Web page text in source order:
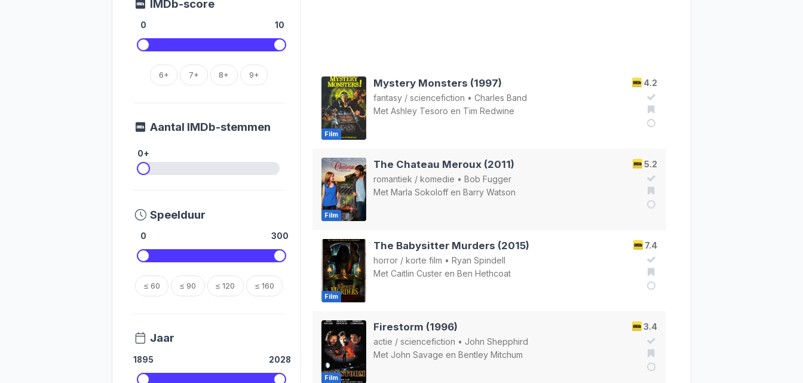
IMDb-score
0 10
6+ 7+ 8+ 9+
Aantal IMDb-stemmen
0+
Speelduur
0 300
≤ 60 ≤ 90 ≤ 120 ≤ 160
Jaar
1895 2028
Film
4.2
Mystery Monsters (1997)
fantasy / sciencefiction • Charles Band
Met Ashley Tesoro en Tim Redwine
Film
5.2
The Chateau Meroux (2011)
romantiek / komedie • Bob Fugger
Met Marla Sokoloff en Barry Watson
Film
7.4
The Babysitter Murders (2015)
horror / korte film • Ryan Spindell
Met Caitlin Custer en Ben Hethcoat
Film
3.4
Firestorm (1996)
actie / sciencefiction • John Shepphird
Met John Savage en Bentley Mitchum